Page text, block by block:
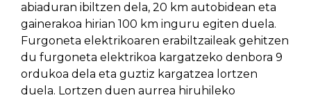
abiaduran ibiltzen dela, 20 km autobidean eta
gainerakoa hirian 100 km inguru egiten duela.
Furgoneta elektrikoaren erabiltzaileak gehitzen
du furgoneta elektrikoa kargatzeko denbora 9
ordukoa dela eta guztiz kargatzea lortzen
duela. Lortzen duen aurrea hiruhileko